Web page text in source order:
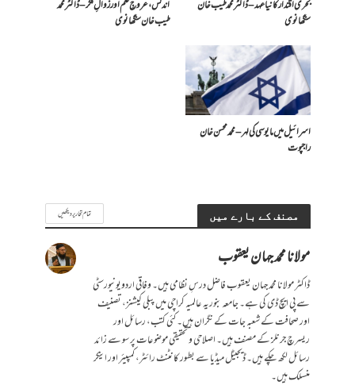
بحری اقتدار کا نیا عہد – ڈاکٹر محمد طیب خان
سنگھانوی
اندلس، عروجِ علم اور زوالِ فکر – ڈاکٹر محمد
طیب خان سنگھانوی
اسرائیل میں مایوسی کی لہر – محمد محسن خان
راجپوت
مصنف کے بارے میں تمام تحاریر دیکھیں
مولانا محمد جہان یعقوب
ڈاکٹر مولانا محمد جہان یعقوب فاضل درسِ نظامی ہیں۔ وفاقی اردویونیورسٹی
سے پی ایچ ڈی کی ہے۔ جامعہ بنوریہ عالمیہ کراچی میں پبلی کیشنز، تصنیف
اور صحافت کے شعبہ جات کے نگران ہیں۔ کئی کتب، رسائل اور
ریسرچ جرنلز کے مصنف ہیں۔ اصلاحی و تحقیقی موضوعات پر سو سے زائد
رسائل لکھ چکے ہیں۔ ڈیجیٹل میڈیا سے بطور کانٹنٹ رائٹر، کمپیئر اور اینکر
منسلک ہیں۔